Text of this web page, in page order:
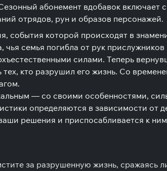
абонемент вдобавок включает
отрядов, рун и образов персонажей.
события которой происходят в
семья погибла от рук
силами. Теперь
кто разрушил его жизнь. Со
— со своими особенностями,
определяются в зависимости
решения и приспосабливается к
за разрушенную жизнь, сражаясь